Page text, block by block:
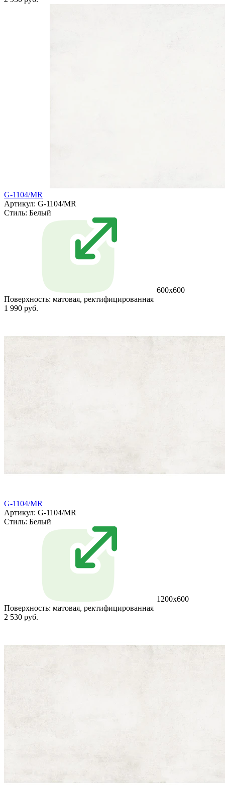
G-1104/MR
Артикул: G-1104/MR
Стиль: Белый
600x600
Поверхность: матовая, ректифицированная
1 990 руб.
G-1104/MR
Артикул: G-1104/MR
Стиль: Белый
1200x600
Поверхность: матовая, ректифицированная
2 530 руб.